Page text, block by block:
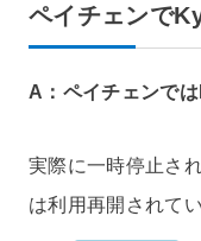
ペイチェンで
A：ペイチェンで
実際に一時停止さ
は利用再開されて